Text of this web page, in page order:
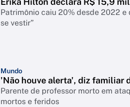
Patrimônio caiu 20% desde 2022 e
se vestir”
Mundo
'Não houve alerta', diz familiar
Parente de professor morto em
mortos e feridos